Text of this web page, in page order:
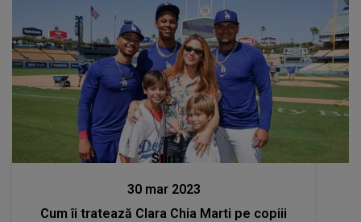
Stiri
30 mar 2023
Cum îi tratează Clara Chia Marti pe copiii